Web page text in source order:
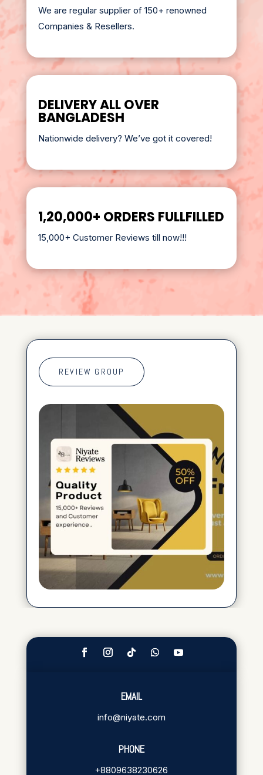
We are regular supplier of 150+ renowned
Companies & Resellers.
DELIVERY ALL OVER
BANGLADESH
Nationwide delivery? We’ve got it covered!
1,20,000+ ORDERS FULLFILLED
15,000+ Customer Reviews till now!!!
REVIEW GROUP
EMAIL
info@niyate.com
PHONE
+8809638230626